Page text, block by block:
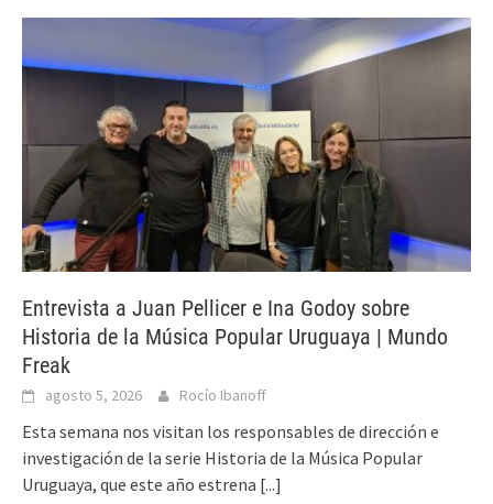
Entrevista a Juan Pellicer e Ina Godoy sobre
Historia de la Música Popular Uruguaya | Mundo
Freak
agosto 5, 2026 Rocío Ibanoff
Esta semana nos visitan los responsables de dirección e
investigación de la serie Historia de la Música Popular
Uruguaya, que este año estrena [...]